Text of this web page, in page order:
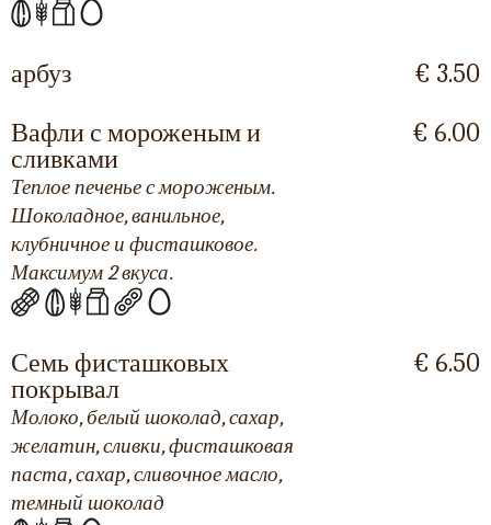
арбуз
€ 3.50
Вафли с мороженым и
сливками
Теплое печенье с мороженым.
Шоколадное, ванильное,
клубничное и фисташковое.
Максимум 2 вкуса.
€ 6.00
Семь фисташковых
покрывал
Молоко, белый шоколад, сахар,
желатин, сливки, фисташковая
паста, сахар, сливочное масло,
темный шоколад
€ 6.50